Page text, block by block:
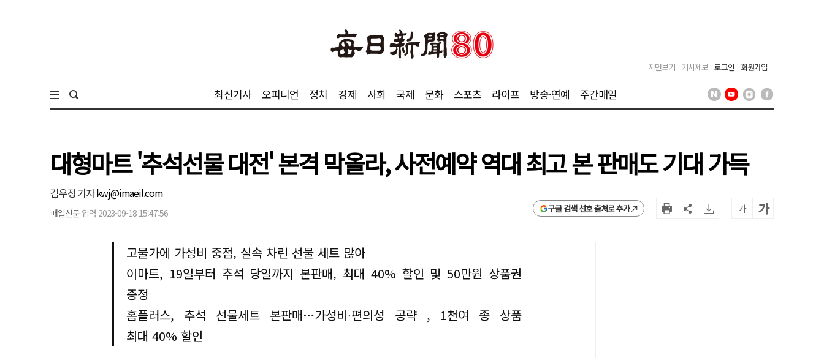
지면보기 기사제보 로그인 회원가입
최신기사 오피니언 정치 경제 사회 국제 문화 스포츠 라이프 방송·연예 주간매일
대형마트 '추석선물 대전' 본격 막올라, 사전예약 역대 최고 본 판매도 기대 가득
김우정 기자kwj@imaeil.com
매일신문 입력 2023-09-18 15:47:56 구글 검색 선호 출처로 추가 가 가
고물가에 가성비 중점, 실속 차린 선물 세트 많아
이마트, 19일부터 추석 당일까지 본판매, 최대 40% 할인 및 50만원 상품권
증정
홈플러스, 추석 선물세트 본판매…가성비∙편의성 공략 , 1천여 종 상품
최대 40% 할인